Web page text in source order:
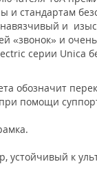
и стандартам
и
«звонок» и
серии Unica
обозначит
помощи
устойчивый к